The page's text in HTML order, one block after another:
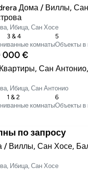
Дома / Виллы,
Ибица, Сан Хосе
ванные комнаты
3 & 4
Объекты в
5
000 €
Сан
Ибица, Сан Антонио
ванные комнаты
1 & 2
Объекты в
6
по запросу
/ Виллы, Сан Хосе,
Ибица, Сан Хосе